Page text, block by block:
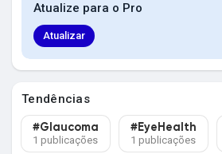
Meus Grupos
Atualize para o Pro
Atualizar
Tendências
#Glaucoma
1 publicações
#EyeHealth
1 publicações